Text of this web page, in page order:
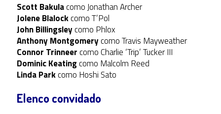
Scott Bakulacomo Jonathan Archer
Jolene Blalockcomo T’Pol
John Billingsleycomo Phlox
Anthony Montgomerycomo Travis Mayweather
Connor Trinneercomo Charlie ‘Trip’ Tucker III
Dominic Keatingcomo Malcolm Reed
Linda Parkcomo Hoshi Sato
Elenco convidado